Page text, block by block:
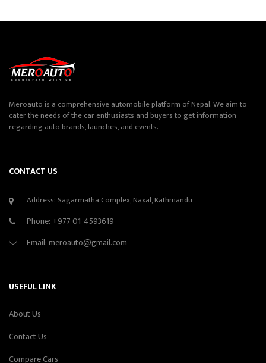
Meroauto is a comprehensive automobile platform of Nepal. We aim to
cater the needs of the car enthusiasts and buyers to get information
regarding auto brands, launches, and events.
CONTACT US
Address: Sagarmatha Complex, Naxal, Kathmandu
Phone: +977 01-4593619
Email:meroauto@gmail.com
USEFUL LINK
About Us
Contact Us
Compare Cars